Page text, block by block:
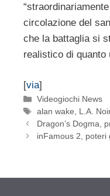
circolazione del
che la battaglia si
realistico di quanto
[via]
Categorie
Videogiochi News
Tag
alan wake, L.A.
Dragon’s Dogma,
inFamous 2, poteri